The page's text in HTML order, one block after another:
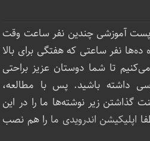
پست آموزشی چندین نفر ساعت‌ وقت
نفر ساعتی که هفتگی برای بالا
تا شما دوستان عزیز براحتی
داشته باشید. پس با مطالعه،
گذاشتن زیر نوشته‌‌ها ما را در این
اپلیکیشن اندرویدی ما را هم نصب